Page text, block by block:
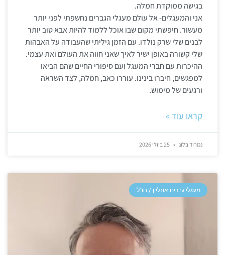
בגישה ממוקדת חמלה.
אני והמעגלים- אל עולם מעגלי הגברים נחשפתי לפני יותר
מעשור. חיפשתי מקום שבו אוכל ללמוד להיות אבא טוב יותר
לבנים שלי שרק נולדו. עם הזמן גיליתי שהעבודה על האבהות
שלי קשורה באופן ישיר לאיך שאני חווה את העולם ואת עצמי.
ההיכרות עם חברי המעגל ועם סיפורי החיים שהם הביאו
למפגשים, חיברו בינינו. עוררו כאב, חמלה, לצד השראה
ורגעים של מימוש.
קראו עוד »
נמרוד בלוג
מעגלי גברים אונליין / חו"ל